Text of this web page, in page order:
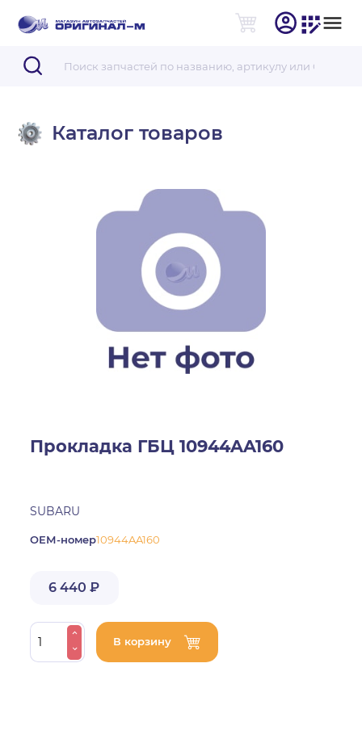
Каталог товаров
Прокладка ГБЦ 10944AA160
SUBARU
ОЕМ-номер10944AA160
6 440 ₽
В корзину